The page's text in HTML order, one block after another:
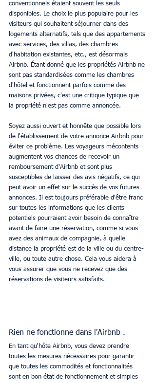
conventionnels étaient souvent les seuls
disponibles. Le choix le plus populaire pour les
visiteurs qui souhaitent séjourner dans des
logements alternatifs, tels que des appartements
avec services, des villas, des chambres
d'habitation existantes, etc., est désormais
Airbnb. Étant donné que les propriétés Airbnb ne
sont pas standardisées comme les chambres
d'hôtel et fonctionnent parfois comme des
maisons privées, c'est une critique typique que
la propriété n'est pas comme annoncée.
Soyez aussi ouvert et honnête que possible lors
de l'établissement de votre annonce Airbnb pour
éviter ce problème. Les voyageurs mécontents
augmentent vos chances de recevoir un
remboursement d'Airbnb et sont plus
susceptibles de laisser des avis négatifs, ce qui
peut avoir un effet sur le succès de vos futures
annonces. Il est toujours préférable d'être franc
sur toutes les informations que les clients
potentiels pourraient avoir besoin de connaître
avant de faire une réservation, comme si vous
avez des animaux de compagnie, à quelle
distance la propriété est de la ville ou du centre-
ville, ou toute autre chose. Cela vous aidera à
vous assurer que vous ne recevez que des
réservations de visiteurs satisfaits.
Rien ne fonctionne dans l'Airbnb .
En tant qu'hôte Airbnb, vous devez prendre
toutes les mesures nécessaires pour garantir
que toutes les commodités et fonctionnalités
sont en bon état de fonctionnement et simples